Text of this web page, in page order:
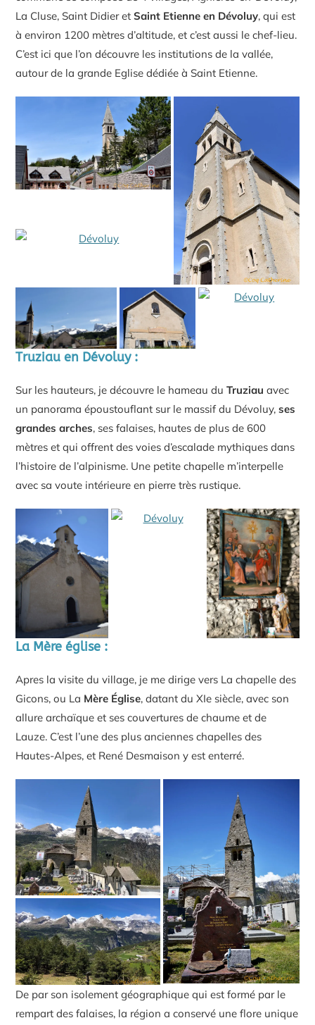
La Cluse, Saint Didier etSaint Etienne en Dévoluy, qui est
à environ 1200 mètres d’altitude, et c’est aussi le chef-lieu.
C’est ici que l’on découvre les institutions de la vallée,
autour de la grande Eglise dédiée à Saint Etienne.
Truziau en Dévoluy :
Sur les hauteurs, je découvre le hameau duTruziau avec
un panorama époustouflant sur le massif du Dévoluy,ses
grandes arches, ses falaises, hautes de plus de 600
mètres et qui offrent des voies d’escalade mythiques dans
l’histoire de l’alpinisme. Une petite chapelle m’interpelle
avec sa voute intérieure en pierre très rustique.
La Mère église :
Apres la visite du village, je me dirige vers La chapelle des
Gicons, ou La Mère Église, datant du XIe siècle, avec son
allure archaïque et ses couvertures de chaume et de
Lauze. C’est l’une des plus anciennes chapelles des
Hautes-Alpes, et René Desmaison y est enterré.
De par son isolement géographique qui est formé par le
rempart des falaises, la région a conservé une flore unique